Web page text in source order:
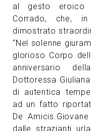
al gesto eroico
Corrado, che,
dimostrato
“Nel solenne
glorioso Corpo
anniversario
Dottoressa
di autentica
ad un fatto
De
dalle strazianti